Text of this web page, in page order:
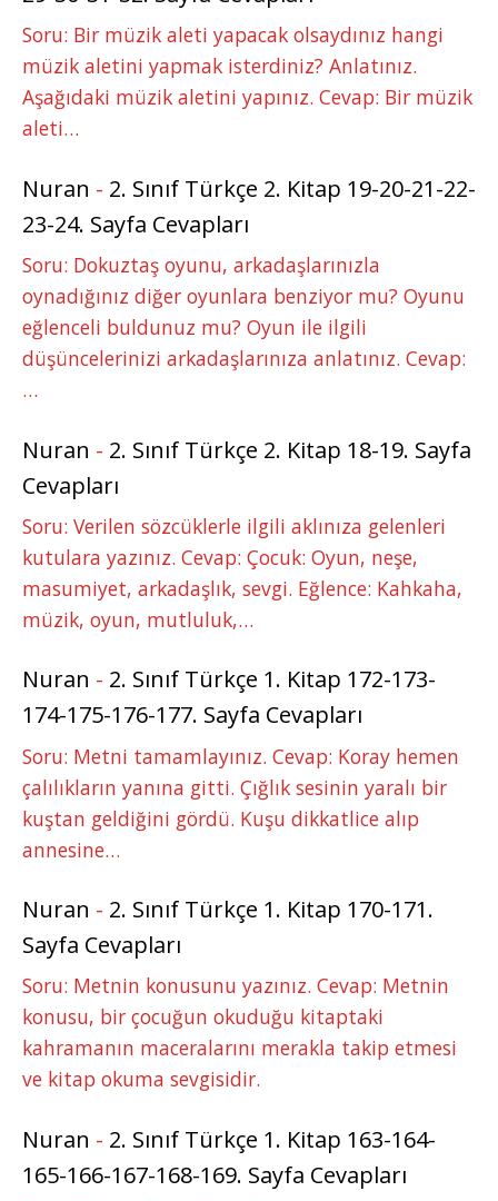
Soru: Bir müzik aleti yapacak olsaydınız hangi
müzik aletini yapmak isterdiniz? Anlatınız.
Aşağıdaki müzik aletini yapınız. Cevap: Bir müzik
aleti…
Nuran - 2. Sınıf Türkçe 2. Kitap 19-20-21-22-
23-24. Sayfa Cevapları
Soru: Dokuztaş oyunu, arkadaşlarınızla
oynadığınız diğer oyunlara benziyor mu? Oyunu
eğlenceli buldunuz mu? Oyun ile ilgili
düşüncelerinizi arkadaşlarınıza anlatınız. Cevap:
…
Nuran - 2. Sınıf Türkçe 2. Kitap 18-19. Sayfa
Cevapları
Soru: Verilen sözcüklerle ilgili aklınıza gelenleri
kutulara yazınız. Cevap: Çocuk: Oyun, neşe,
masumiyet, arkadaşlık, sevgi. Eğlence: Kahkaha,
müzik, oyun, mutluluk,…
Nuran - 2. Sınıf Türkçe 1. Kitap 172-173-
174-175-176-177. Sayfa Cevapları
Soru: Metni tamamlayınız. Cevap: Koray hemen
çalılıkların yanına gitti. Çığlık sesinin yaralı bir
kuştan geldiğini gördü. Kuşu dikkatlice alıp
annesine…
Nuran - 2. Sınıf Türkçe 1. Kitap 170-171.
Sayfa Cevapları
Soru: Metnin konusunu yazınız. Cevap: Metnin
konusu, bir çocuğun okuduğu kitaptaki
kahramanın maceralarını merakla takip etmesi
ve kitap okuma sevgisidir.
Nuran - 2. Sınıf Türkçe 1. Kitap 163-164-
165-166-167-168-169. Sayfa Cevapları